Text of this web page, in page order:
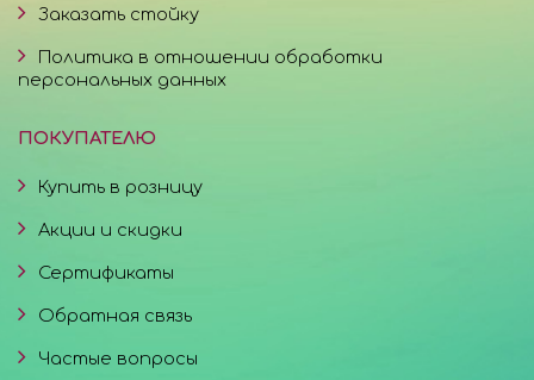
Заказать стойку
Политика в отношении обработки
персональных данных
ПОКУПАТЕЛЮ
Купить в розницу
Акции и скидки
Сертификаты
Обратная связь
Частые вопросы